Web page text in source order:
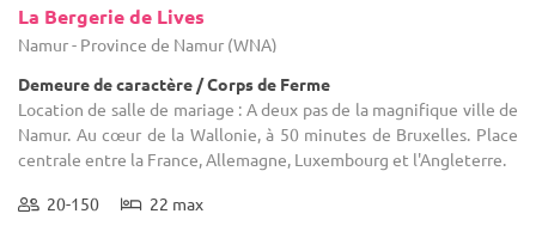
La Bergerie de Lives
Namur - Province de Namur (WNA)
Demeure de caractère / Corps de Ferme
Location de salle de mariage : A deux pas de la magnifique ville de
Namur. Au cœur de la Wallonie, à 50 minutes de Bruxelles. Place
centrale entre la France, Allemagne, Luxembourg et l'Angleterre.
20-150 22 max